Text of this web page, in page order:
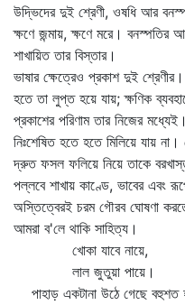
উদ্ভিদের দুই শ্রেণী, ওষধি আর
ক্ষণে জন্মায়, ক্ষণে মরে। বনস্পতির
শাখায়িত তার বিস্তার।
ভাষার ক্ষেত্রেও প্রকাশ দুই
হতে তা লুপ্ত হয়ে যায়; ক্ষণিক
প্রকাশের পরিণাম তার নিজের
নিঃশেষিত হতে হতে মিলিয়ে যায়
দ্রুত ফসল ফলিয়ে নিয়ে তাকে
পল্লবে শাখায় কাণ্ডে, ভাবের এবং
অস্তিত্বেরই চরম গৌরব ঘোষণা
আমরা ব'লে থাকি সাহিত্য।
খোকা যাবে নায়ে,
লাল জুতুয়া পায়ে।
পাহাড় একটানা উঠে গেছে বহুশত